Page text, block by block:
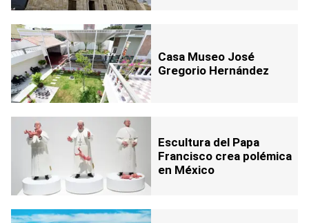
Casa Museo José
Gregorio Hernández
Escultura del Papa
Francisco crea polémica
en México